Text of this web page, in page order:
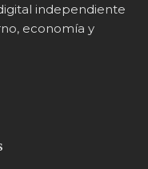
independiente
economía y